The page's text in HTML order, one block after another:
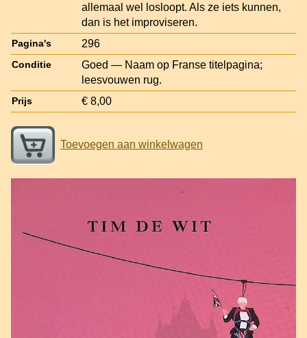
allemaal wel losloopt. Als ze iets kunnen,
dan is het improviseren.
Pagina's 296
Conditie
Goed — Naam op Franse titelpagina;
leesvouwen rug.
Prijs € 8,00
Toevoegen aan winkelwagen